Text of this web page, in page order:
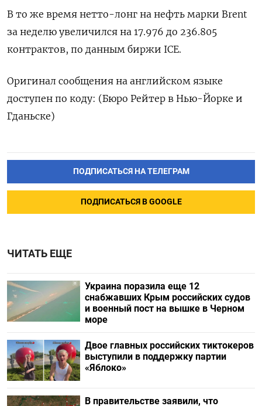
В то же время нетто-лонг на нефть марки Brent
за неделю увеличился на 17.976 до 236.805
контрактов, по данным биржи ICE.
Оригинал сообщения на английском языке
доступен по коду: (Бюро Рейтер в Нью-Йорке и
Гданьске)
ПОДПИСАТЬСЯ НА ТЕЛЕГРАМ
ПОДПИСАТЬСЯ В GOOGLE
ЧИТАТЬ ЕЩЕ
Украина поразила еще 12
снабжавших Крым российских судов
и военный пост на вышке в Черном
море
Двое главных российских тиктокеров
выступили в поддержку партии
«Яблоко»
В правительстве заявили, что